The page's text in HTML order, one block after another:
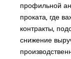
профильной
проката, где
контракты,
снижение